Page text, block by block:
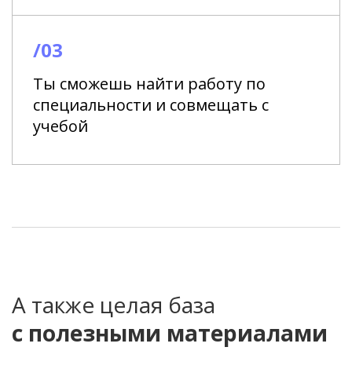
/03
Ты сможешь найти работу по
специальности и совмещать с
учебой
А также целая база
с полезными материалами